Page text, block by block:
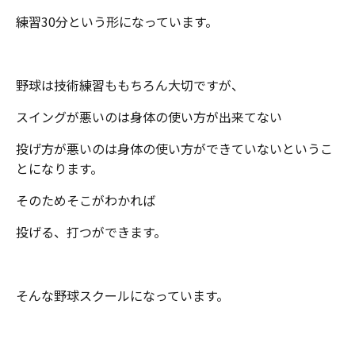
練習30分という形になっています。
野球は技術練習ももちろん大切ですが、
スイングが悪いのは身体の使い方が出来てない
投げ方が悪いのは身体の使い方ができていないというこ
とになります。
そのためそこがわかれば
投げる、打つができます。
そんな野球スクールになっています。